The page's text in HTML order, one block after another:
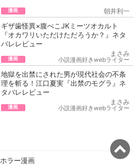
漫画 朝井利一
ギザ歯怪異×腹ぺこJKミーツオカルト
『オカワリいただけただろうか？』ネタ
バレレビュー
漫画
まさみ
小説漫画好きwebライター
地獄を出禁にされた男が現代社会の不条
理を斬る！江口夏実『出禁のモグラ』ネ
タバレレビュー
漫画
まさみ
小説漫画好きwebライター
ホラー漫画